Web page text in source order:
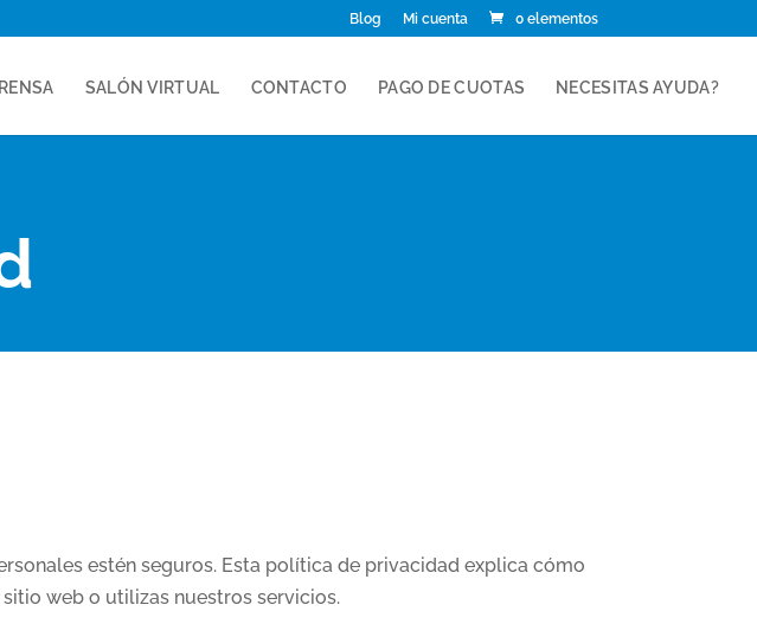
Blog Mi cuenta 0 elementos
SALÓN VIRTUAL CONTACTO PAGO DE CUOTAS NECESITAS AYUDA?
estén seguros. Esta política de privacidad explica cómo
web o utilizas nuestros servicios.